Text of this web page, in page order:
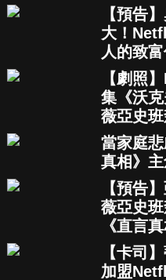
【預告
大！
人的致
【劇照
集《沃
薇亞史
當家庭
真相》
【預告
薇亞史
《直言真
【卡司
加盟